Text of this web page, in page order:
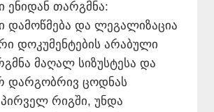
თარგმნა:
დამოწმება და ლეგალიზაცია
დოკუმენტების არაბული
მაღალ სიზუსტესა და
დარგობრივ ცოდნას
რიგში, უნდა